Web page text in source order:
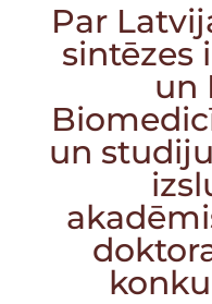
Par
sintēzes
un
un